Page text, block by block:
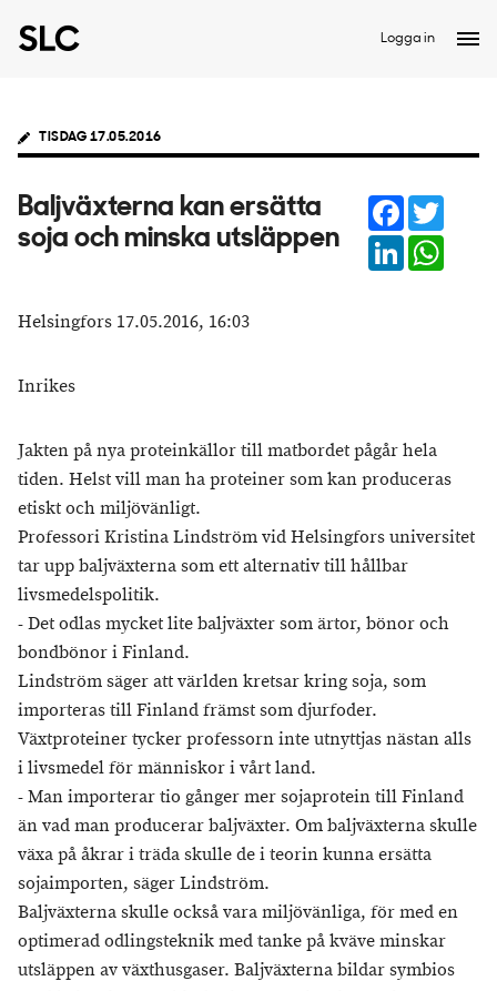
Logga in
TISDAG 17.05.2016
Baljväxterna kan ersätta
soja och minska utsläppen
Facebook
LinkedIn
Helsingfors 17.05.2016, 16:03
Inrikes
Jakten på nya proteinkällor till matbordet pågår hela
tiden. Helst vill man ha proteiner som kan produceras
etiskt och miljövänligt.
Professori Kristina Lindström vid Helsingfors universitet
tar upp baljväxterna som ett alternativ till hållbar
livsmedelspolitik.
- Det odlas mycket lite baljväxter som ärtor, bönor och
bondbönor i Finland.
Lindström säger att världen kretsar kring soja, som
importeras till Finland främst som djurfoder.
Växtproteiner tycker professorn inte utnyttjas nästan alls
i livsmedel för människor i vårt land.
- Man importerar tio gånger mer sojaprotein till Finland
än vad man producerar baljväxter. Om baljväxterna skulle
växa på åkrar i träda skulle de i teorin kunna ersätta
sojaimporten, säger Lindström.
Baljväxterna skulle också vara miljövänliga, för med en
optimerad odlingsteknik med tanke på kväve minskar
utsläppen av växthusgaser. Baljväxterna bildar symbios